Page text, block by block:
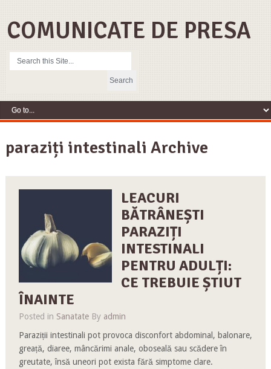
COMUNICATE DE PRESA
paraziți intestinali Archive
LEACURI
BĂTRÂNEȘTI
PARAZIȚI
INTESTINALI
PENTRU ADULȚI:
CE TREBUIE ȘTIUT
ÎNAINTE
Posted in SanatateBy admin
Paraziții intestinali pot provoca disconfort abdominal, balonare,
greață, diaree, mâncărimi anale, oboseală sau scădere în
greutate, însă uneori pot exista fără simptome clare.